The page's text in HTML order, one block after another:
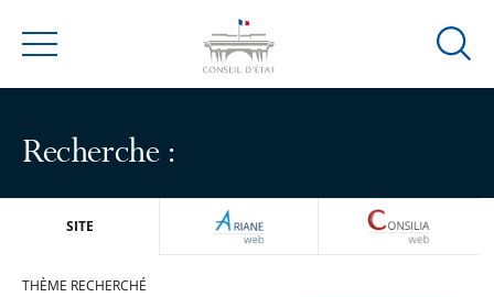
Menu
Ouvrir
Recherche :
SITE ARIANEWEB
THÈME RECHERCHÉ